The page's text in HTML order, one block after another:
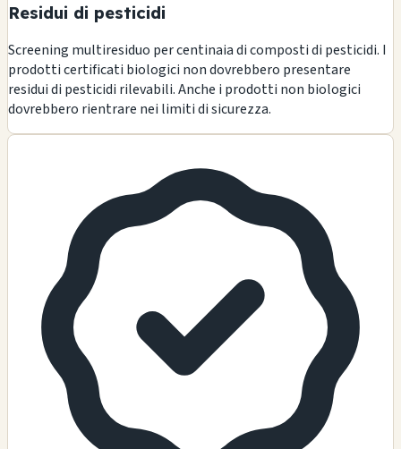
Residui di pesticidi
Screening multiresiduo per centinaia di composti di pesticidi. I
prodotti certificati biologici non dovrebbero presentare
residui di pesticidi rilevabili. Anche i prodotti non biologici
dovrebbero rientrare nei limiti di sicurezza.